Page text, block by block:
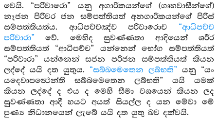
වෙයි. “පරිවාරො” යනු අගාරිකයන්ගේ (ගෘහවාසීන්ගේ)
නෑජන පිරිවර ජන සම්පත්තියත් අනගාරිකයන්ගේ පිරිස්
සම්පත්තියත්ය. ආධිපච්චඤ්ච පරිවාරොච “ආධිපච්ච
පරිවාරා” වේ. මෙහිද සුවණ්ණතා ආදියෙන් ශරීර
සම්පත්තියත් “ආධිපච්ච” යන්නෙන් භෝග සම්පත්තියත්
“පරිවාරා” යන්නෙන් සජන පරිජන සම්පත්තියත් කියන
ලද්දේ යයි දත යුතුය. “සබ්බමෙතෙන ලබ්භති” යනු “යං
යදෙවාපත්‍ථෙන්ති සබ්බමෙතෙන ලබ්භති” යයි යමක්
කියන ලද්දේ ද එය ද මෙහි සීමා වශයෙන් කියන ලද
සුවණ්ණතා ආදී හයට අයත් සියල්ල ද යන මේවා මේ
පුණ්‍ය නිධානයෙන් ලැබේ යයි දත යුතු බව දක්වයි.